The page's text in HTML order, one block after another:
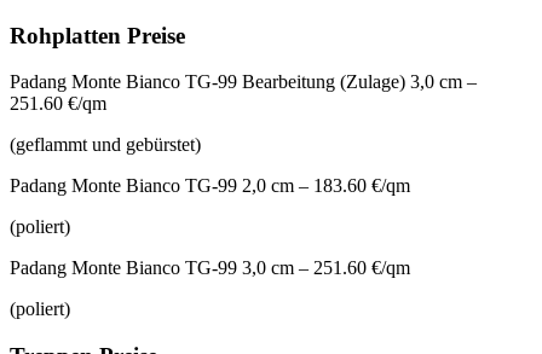
Rohplatten Preise
Padang Monte Bianco TG-99 Bearbeitung (Zulage) 3,0 cm –
251.60 €/qm
(geflammt und gebürstet)
Padang Monte Bianco TG-99 2,0 cm – 183.60 €/qm
(poliert)
Padang Monte Bianco TG-99 3,0 cm – 251.60 €/qm
(poliert)